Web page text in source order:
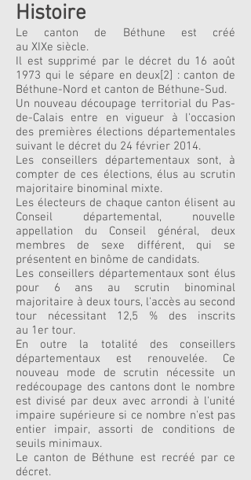
Histoire
Le canton de Béthune est créé
au XIXe siècle.
Il est supprimé par le décret du 16 août
1973 qui le sépare en deux[2] : canton de
Béthune-Nord et canton de Béthune-Sud.
Un nouveau découpage territorial du Pas-
de-Calais entre en vigueur à l'occasion
des premières élections départementales
suivant le décret du 24 février 2014.
Les conseillers départementaux sont, à
compter de ces élections, élus au scrutin
majoritaire binominal mixte.
Les électeurs de chaque canton élisent au
Conseil départemental, nouvelle
appellation du Conseil général, deux
membres de sexe différent, qui se
présentent en binôme de candidats.
Les conseillers départementaux sont élus
pour 6 ans au scrutin binominal
majoritaire à deux tours, l'accès au second
tour nécessitant 12,5 % des inscrits
au 1er tour.
En outre la totalité des conseillers
départementaux est renouvelée. Ce
nouveau mode de scrutin nécessite un
redécoupage des cantons dont le nombre
est divisé par deux avec arrondi à l'unité
impaire supérieure si ce nombre n'est pas
entier impair, assorti de conditions de
seuils minimaux.
Le canton de Béthune est recréé par ce
décret.